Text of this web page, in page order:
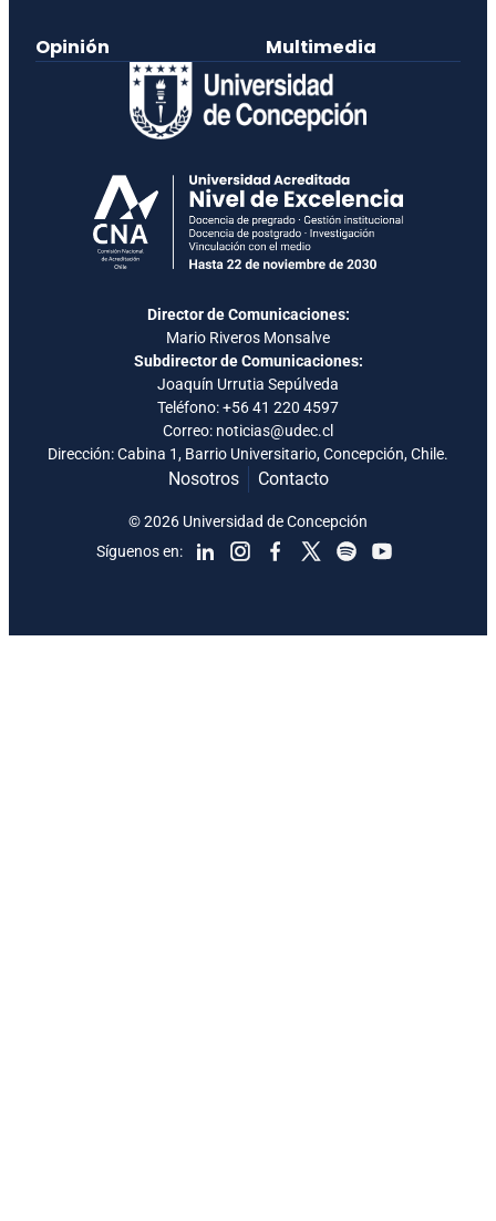
Opinión Multimedia
Director de Comunicaciones:
Mario Riveros Monsalve
Subdirector de Comunicaciones:
Joaquín Urrutia Sepúlveda
Teléfono:+56 41 220 4597
Correo: noticias@udec.cl
Dirección: Cabina 1, Barrio Universitario, Concepción, Chile.
Nosotros Contacto
Síguenos en:
© 2026 Universidad de Concepción